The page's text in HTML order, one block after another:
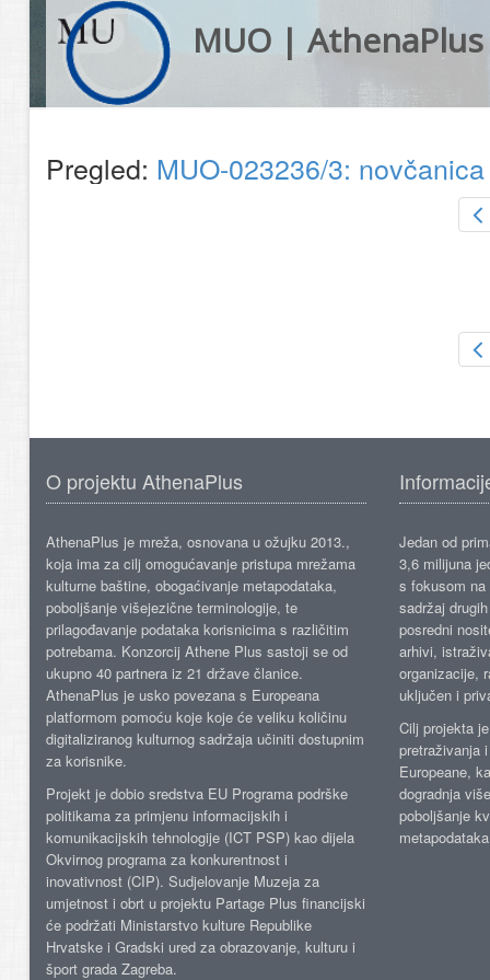
MUO | AthenaPlus
Pregled: MUO-023236/3:
O projektu AthenaPlus
AthenaPlus je mreža, osnovana u ožujku 2013.,
koja ima za cilj omogućavanje pristupa mrežama
kulturne baštine, obogaćivanje metapodataka,
poboljšanje višejezične terminologije, te
prilagođavanje podataka korisnicima s različitim
potrebama. Konzorcij Athene Plus sastoji se od
ukupno 40 partnera iz 21 države članice.
AthenaPlus je usko povezana s Europeana
platformom pomoću koje koje će veliku količinu
digitaliziranog kulturnog sadržaja učiniti dostupnim
za korisnike.
Projekt je dobio sredstva EU Programa podrške
politikama za primjenu informacijskih i
komunikacijskih tehnologije (ICT PSP) kao dijela
Okvirnog programa za konkurentnost i
inovativnost (CIP). Sudjelovanje Muzeja za
umjetnost i obrt u projektu Partage Plus financijski
će podržati Ministarstvo kulture Republike
Hrvatske i Gradski ured za obrazovanje, kulturu i
šport grada Zagreba.
Jedan od
3,6 milijuna
s fokusom
sadržaj
posredni
arhivi,
organizacije,
uključen i
Cilj projekta
pretraživanja
Europeane,
dogradnja
poboljšanje